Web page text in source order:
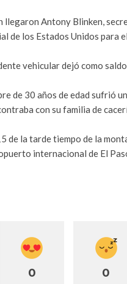
llegaron Antony Blinken,
de los Estados Unidos para
vehicular dejó como
de 30 años de edad sufrió
con su familia de
de la tarde tiempo de la
internacional de El
0 0